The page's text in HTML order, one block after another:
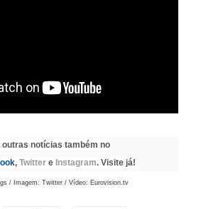
outras notícias também no
, Twitter e Instagram. Visite já!
/ Imagem: Twitter / Vídeo: Eurovision.tv